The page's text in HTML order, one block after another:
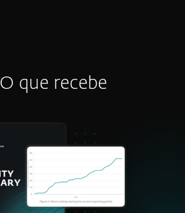
O que recebe